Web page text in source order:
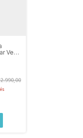
Vec